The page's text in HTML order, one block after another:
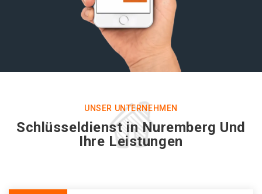
UNSER UNTERNEHMEN
Schlüsseldienst in Nuremberg Und
Ihre Leistungen